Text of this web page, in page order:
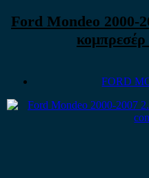
Ford Mondeo 2000-
FORD